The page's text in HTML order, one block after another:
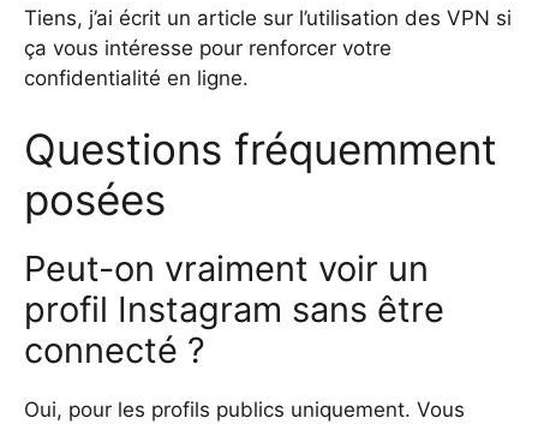
Tiens, j’ai écrit un article sur l’utilisation des VPN si
ça vous intéresse pour renforcer votre
confidentialité en ligne.
Questions fréquemment
posées
Peut-on vraiment voir un
profil Instagram sans être
connecté ?
Oui, pour les profils publics uniquement. Vous